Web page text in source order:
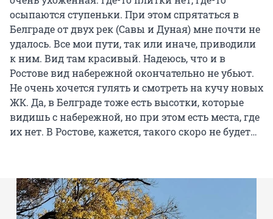
осыпаются ступеньки. При этом спрятаться в
Белграде от двух рек (Савы и Дуная) мне почти не
удалось. Все мои пути, так или иначе, приводили
к ним. Вид там красивый. Надеюсь, что и в
Ростове вид набережной окончательно не убьют.
Не очень хочется гулять и смотреть на кучу новых
ЖК. Да, в Белграде тоже есть высотки, которые
видишь с набережной, но при этом есть места, где
их нет. В Ростове, кажется, такого скоро не будет…